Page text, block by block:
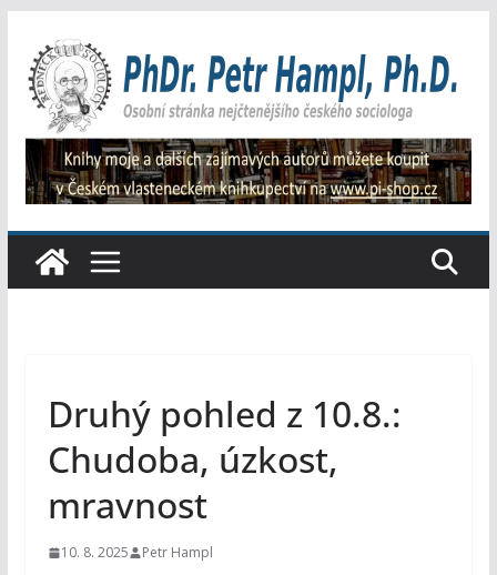
obsah
Druhý pohled z 10.8.:
Chudoba, úzkost,
mravnost
10. 8. 2025 Petr Hampl